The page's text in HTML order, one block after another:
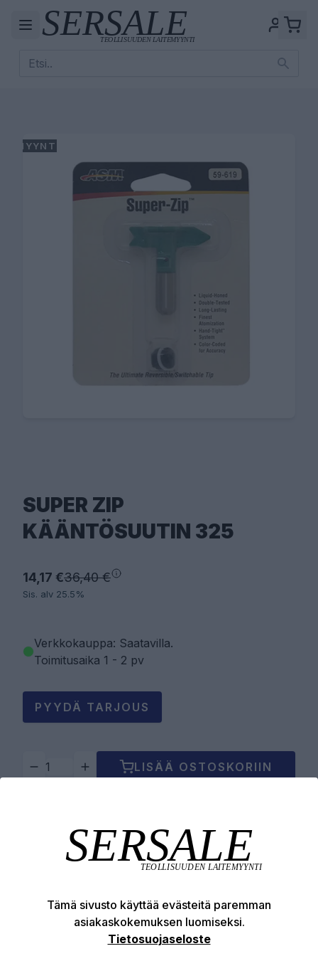
MYYNTI!
SUPER ZIP
KÄÄNTÖSUUTIN 325
14,17 €36,40 €
Sis. alv 25.5%
Verkkokauppa: Saatavilla.
Toimitusaika 1 - 2 pv
PYYDÄ TARJOUS
LISÄÄ OSTOSKORIIN
Tuotekuvaus
Tämä sivusto käyttää evästeitä paremman
asiakaskokemuksen luomiseksi.
Tietosuojaseloste